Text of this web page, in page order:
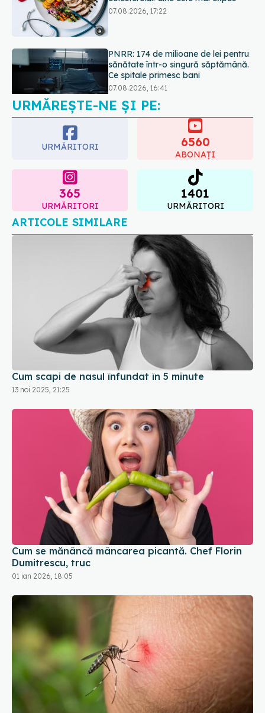
sănătate într-o singură săptămână.
Ce spitale primesc bani
Ce spune culoarea ta preferată
despre vârsta pe care o ai. Care
este "codul cromatic" al generațiilor
07.08.2026, 21:29
URMĂREȘTE-NE ȘI PE:
URMĂRITORI
365 1401
URMĂRITORI
ARTICOLE SIMILARE
Cum scapi de nasul înfundat în 5 minute
13 noi 2025, 21:25
Cum se mănâncă mâncarea picantă. Chef Florin
Dumitrescu, truc
01 ian 2026, 18:05
Trucul simplu recomandat de un dermatolog
pentru înțepăturile de insecte